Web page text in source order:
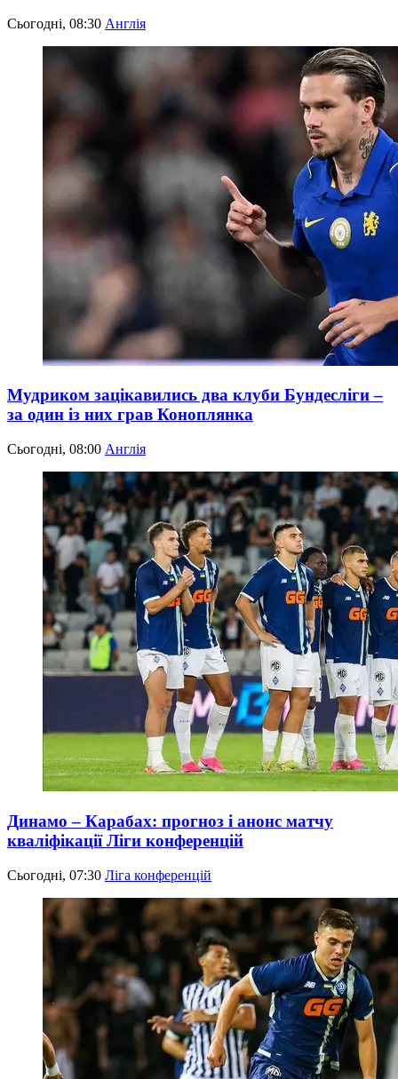
Сьогодні, 08:30 Англія
Мудриком зацікавились два клуби Бундесліги –
за один із них грав Коноплянка
Сьогодні, 08:00 Англія
Динамо – Карабах: прогноз і анонс матчу
кваліфікації Ліги конференцій
Сьогодні, 07:30 Ліга конференцій